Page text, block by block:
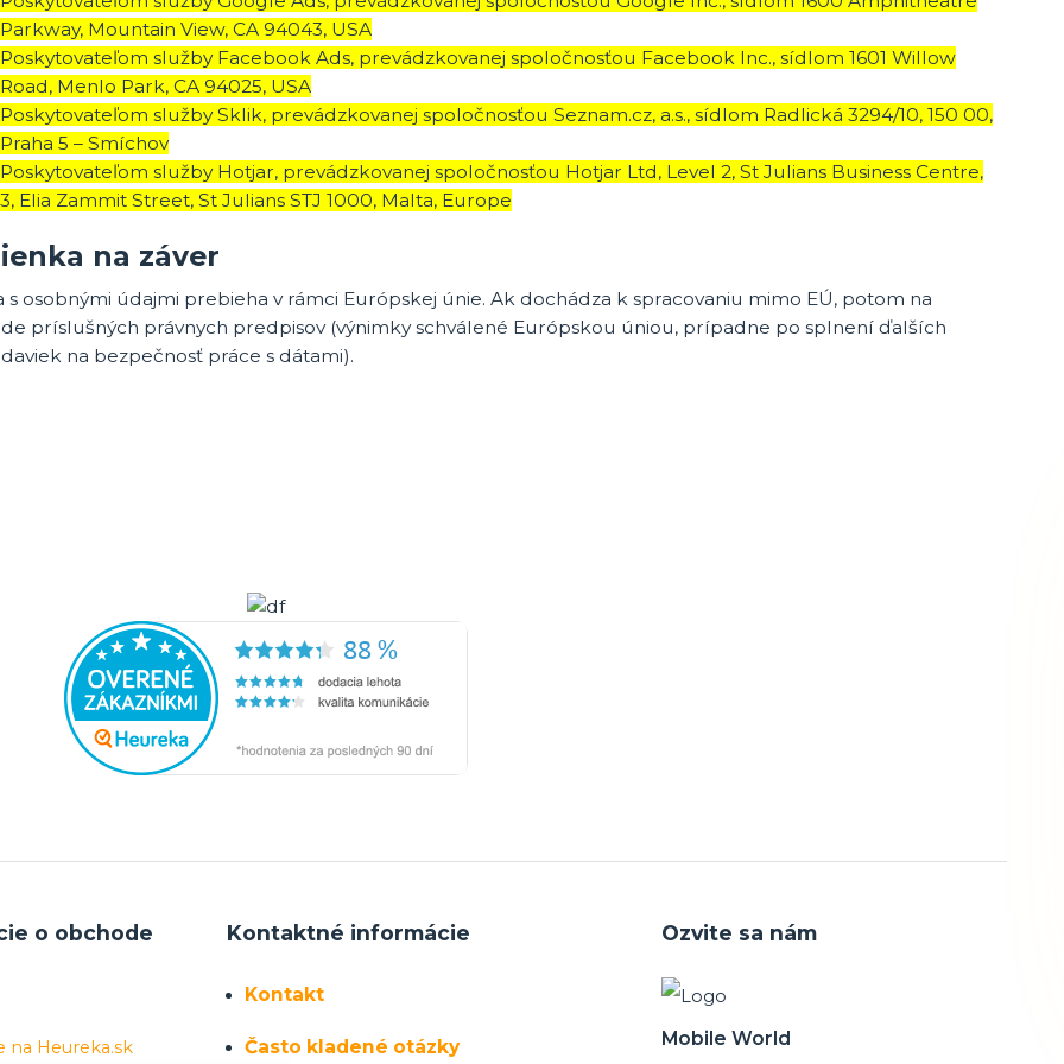
Parkway, Mountain View, CA 94043, USA
Poskytovateľom služby Facebook Ads, prevádzkovanej spoločnosťou Facebook Inc., sídlom 1601 Willow
Road, Menlo Park, CA 94025, USA
Poskytovateľom služby Sklik, prevádzkovanej spoločnosťou Seznam.cz, a.s., sídlom Radlická 3294/10, 150 00,
Praha 5 – Smíchov
Poskytovateľom služby Hotjar, prevádzkovanej spoločnosťou Hotjar Ltd, Level 2, St Julians Business Centre,
3, Elia Zammit Street, St Julians STJ 1000, Malta, Europe
na záver
s osobnými údajmi prebieha v rámci Európskej únie. Ak dochádza k spracovaniu mimo EÚ, potom na
príslušných právnych predpisov (výnimky schválené Európskou úniou, prípadne po splnení ďalších
na bezpečnosť práce s dátami).
o obchode
na Heureka.sk
Kontaktné informácie
Kontakt
Často kladené otázky
Ozvite sa nám
Mobile World